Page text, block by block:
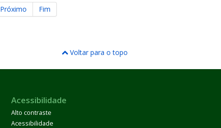
Próximo Fim
Voltar para o topo
Acessibilidade
Alto contraste
Acessibilidade